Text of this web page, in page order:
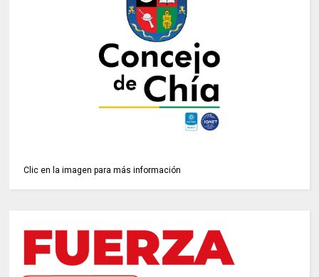
Clic en la imagen para más información